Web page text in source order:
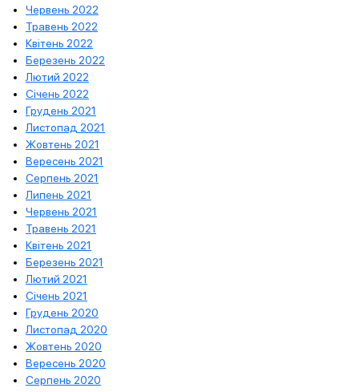
Червень 2022
Травень 2022
Квітень 2022
Березень 2022
Лютий 2022
Січень 2022
Грудень 2021
Листопад 2021
Жовтень 2021
Вересень 2021
Серпень 2021
Липень 2021
Червень 2021
Травень 2021
Квітень 2021
Березень 2021
Лютий 2021
Січень 2021
Грудень 2020
Листопад 2020
Жовтень 2020
Вересень 2020
Серпень 2020